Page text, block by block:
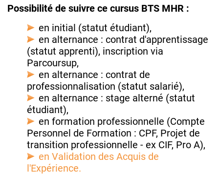
Possibilité de suivre ce cursus BTS MHR :
en initial (statut étudiant),
en alternance : contrat d'apprentissage
(statut apprenti), inscription via
Parcoursup,
en alternance : contrat de
professionnalisation (statut salarié),
en alternance : stage alterné (statut
étudiant),
en formation professionnelle (Compte
Personnel de Formation : CPF, Projet de
transition professionnelle - ex CIF, Pro A),
en Validation des Acquis de
l'Expérience.